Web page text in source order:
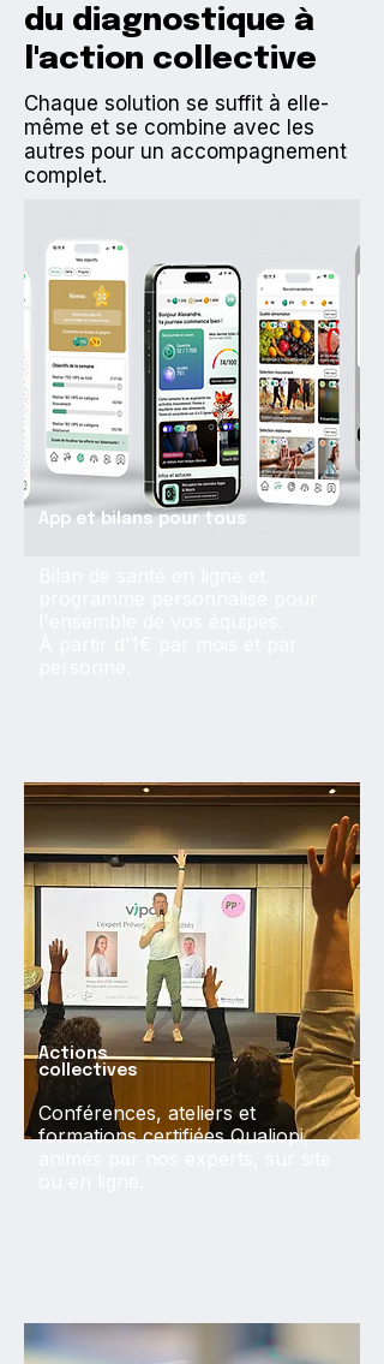
du diagnostique à
l'action collective
Chaque solution se suffit à elle-
même et se combine avec les
autres pour un accompagnement
complet.
App et bilans pour tous
Actions
collectives
Conférences, ateliers et
formations certifiées Qualiopi,